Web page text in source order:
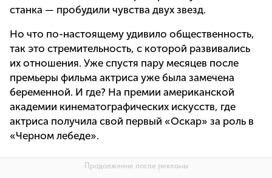
станка — пробудили чувства двух звезд.
Но что по-настоящему удивило общественность,
так это стремительность, с которой развивались
их отношения. Уже спустя пару месяцев после
премьеры фильма актриса уже была замечена
беременной. И где? На премии американской
академии кинематографических искусств, где
актриса получила свой первый «Оскар» за роль в
«Черном лебеде».